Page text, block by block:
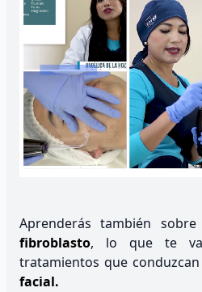
Aprenderás también sobre
fibroblasto, lo que te va
tratamientos que
facial.